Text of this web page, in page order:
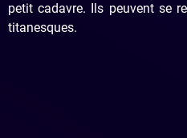
petit cadavre. Ils peuvent se
titanesques.